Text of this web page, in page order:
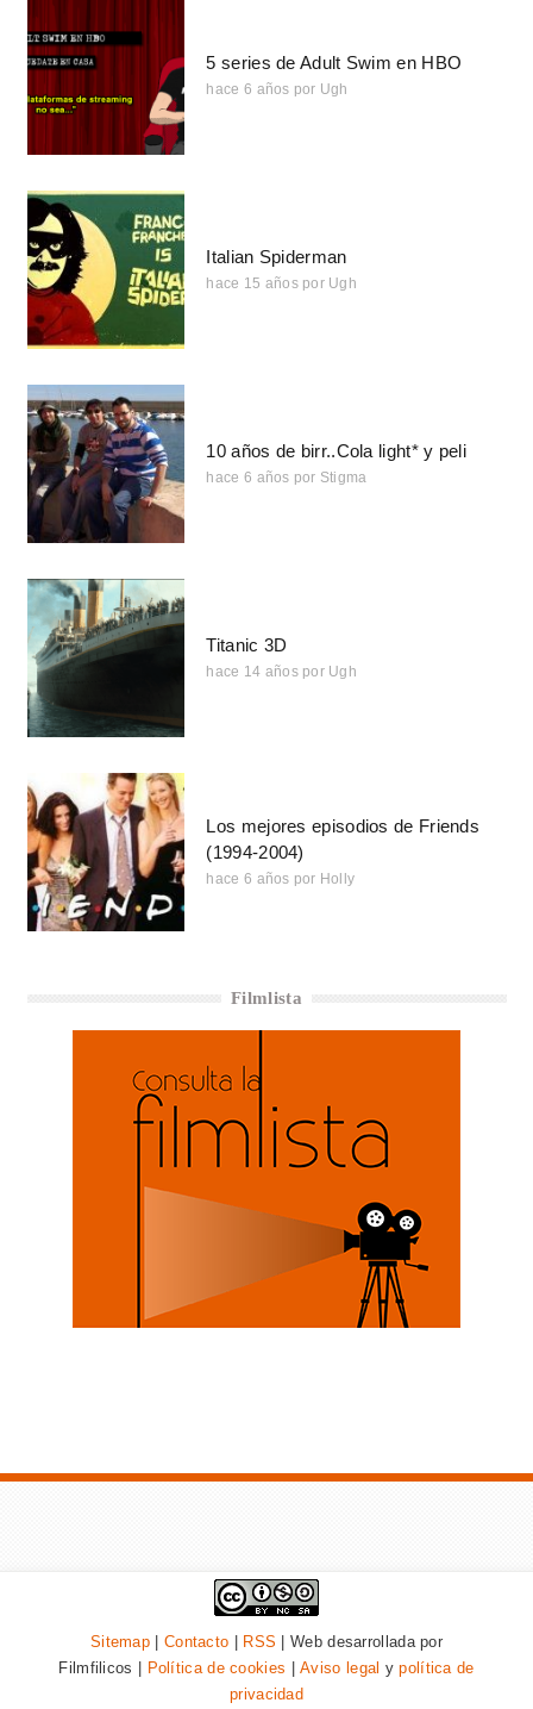
5 series de Adult Swim en HBO
hace 6 años por Ugh
Italian Spiderman
hace 15 años por Ugh
10 años de birr..Cola light* y peli
hace 6 años por Stigma
Titanic 3D
hace 14 años por Ugh
Los mejores episodios de Friends
(1994-2004)
hace 6 años por Holly
Filmlista
Sitemap Contacto RSS | Web desarrollada por
Filmfilicos |
Política de cookies |Aviso legal ypolítica de
privacidad